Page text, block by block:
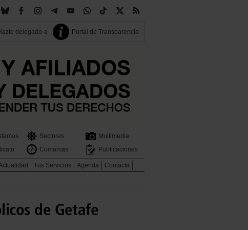
delegado-a Portal de Transparencia
Sectores
Multimedia
Comarcas Publicaciones
Tus Servicios Agenda
Contacta
de Getafe